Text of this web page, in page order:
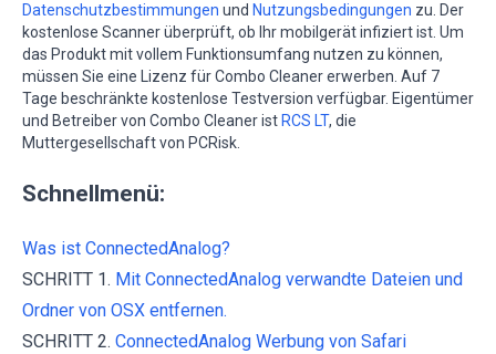
Datenschutzbestimmungen und Nutzungsbedingungen zu. Der
kostenlose Scanner überprüft, ob Ihr mobilgerät infiziert ist. Um
das Produkt mit vollem Funktionsumfang nutzen zu können,
müssen Sie eine Lizenz für Combo Cleaner erwerben. Auf 7
Tage beschränkte kostenlose Testversion verfügbar. Eigentümer
und Betreiber von Combo Cleaner ist RCS LT, die
Muttergesellschaft von PCRisk.
Schnellmenü:
Was ist ConnectedAnalog?
SCHRITT 1. Mit ConnectedAnalog verwandte Dateien und
Ordner von OSX entfernen.
SCHRITT 2. ConnectedAnalog Werbung von Safari